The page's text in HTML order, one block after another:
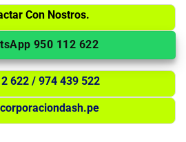
Con Nostros.
950 112 622
622 / 974 439 522